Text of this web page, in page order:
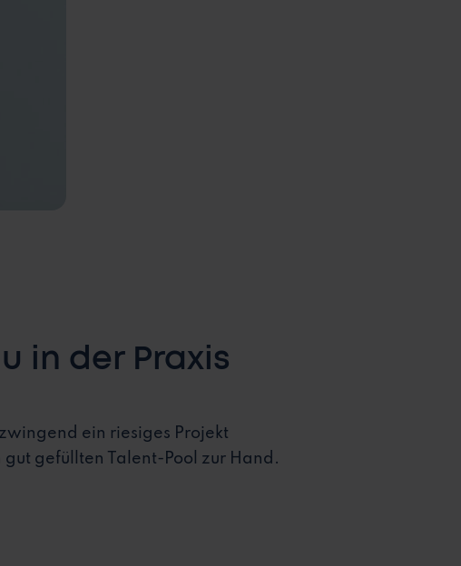
in der Praxis
ein riesiges Projekt
gefüllten Talent-Pool zur Hand.